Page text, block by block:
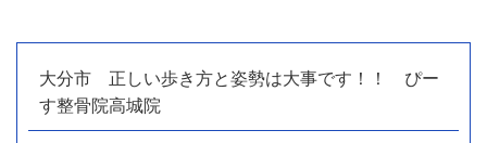
大分市 正しい歩き方と姿勢は大事です！！ ぴー
す整骨院高城院